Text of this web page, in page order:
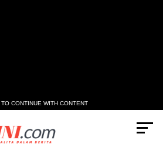
CONTINUE WITH CONTENT